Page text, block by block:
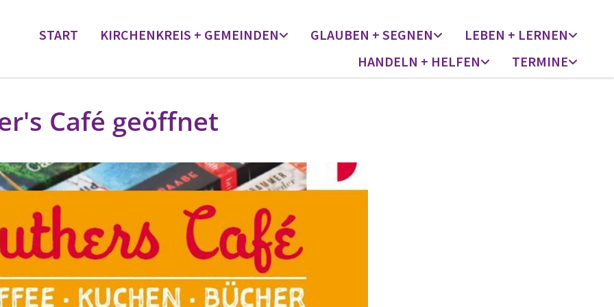
START KIRCHENKREIS + GEMEINDEN GLAUBEN + SEGNEN
LEBEN + LERNEN
HANDELN + HELFEN
TERMINE
Café geöffnet